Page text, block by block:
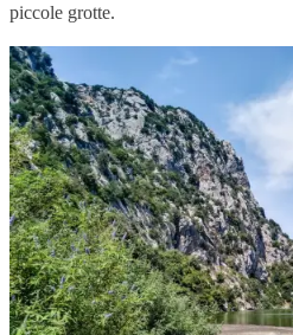
piccole grotte.